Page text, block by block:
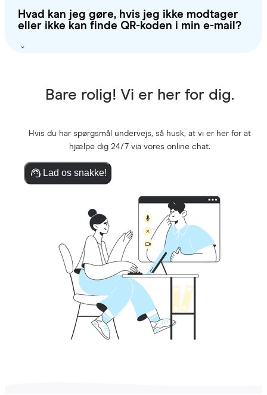
Hvad kan jeg gøre, hvis jeg ikke modtager
eller ikke kan finde QR-koden i min e-mail?
Bare rolig! Vi er her for dig.
Hvis du har spørgsmål undervejs, så husk, at vi er her for at
hjælpe dig 24/7 via vores online chat.
Lad os snakke!